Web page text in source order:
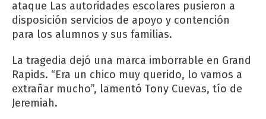
ataque Las autoridades escolares pusieron a
disposición servicios de apoyo y contención
para los alumnos y sus familias.
La tragedia dejó una marca imborrable en Grand
Rapids. “Era un chico muy querido, lo vamos a
extrañar mucho”, lamentó Tony Cuevas, tío de
Jeremiah.